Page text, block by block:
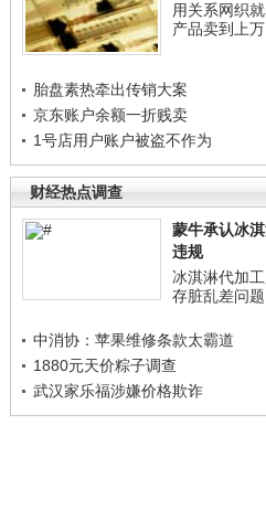
用关系网织
产品卖到上万
胎盘素热牵出传销大案
京东账户余额一折贱卖
1号店用户账户被盗不作为
财经热点调查
蒙牛承认冰
违规
冰淇淋代加
存脏乱差问题
中消协：苹果维修条款太霸道
1880元天价粽子调查
武汉家乐福涉嫌价格欺诈